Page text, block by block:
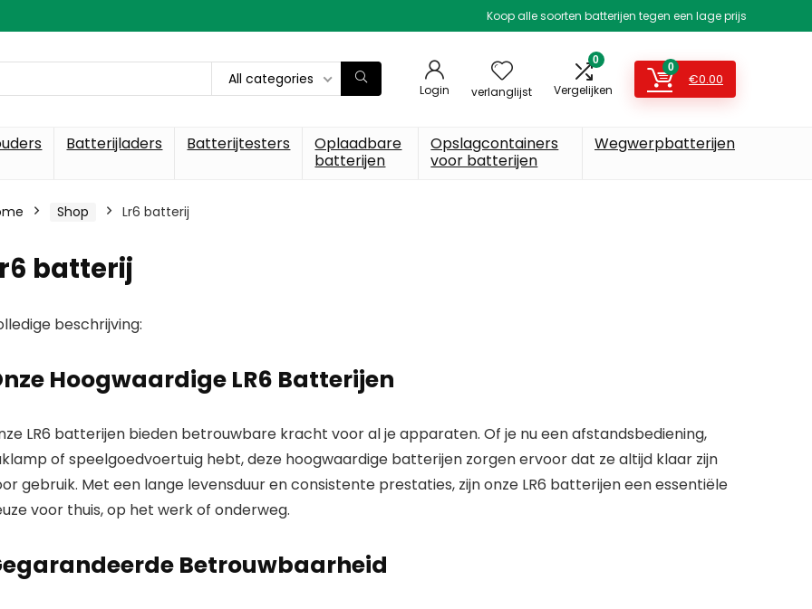
Koop alle soorten batterijen tegen een lage prijs
All categories
Login verlanglijst
0
Vergelijken
0
€0.00
Batterijladers Batterijtesters
Oplaadbare
batterijen
Opslagcontainers
voor batterijen
Wegwerpbatterijen
Shop Lr6 batterij
batterij
beschrijving:
Hoogwaardige LR6 Batterijen
LR6 batterijen bieden betrouwbare kracht voor al je apparaten. Of je nu een afstandsbediening,
of speelgoedvoertuig hebt, deze hoogwaardige batterijen zorgen ervoor dat ze altijd klaar zijn
gebruik. Met een lange levensduur en consistente prestaties, zijn onze LR6 batterijen een essentiële
voor thuis, op het werk of onderweg.
Betrouwbaarheid